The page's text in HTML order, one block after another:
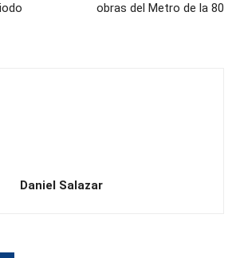
obras del Metro de la 80
Daniel Salazar